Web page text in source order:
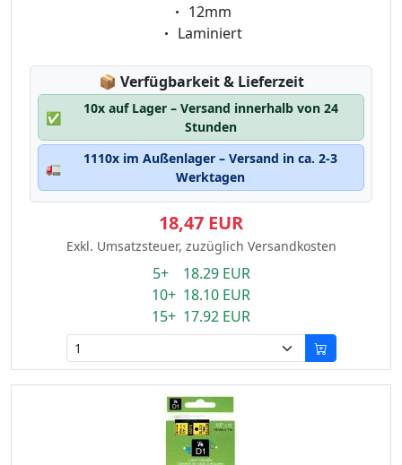
Eigenschaft:
12mm
Eigenschaft:
Laminiert
📦 Lagerstatus:
Verfügbarkeit & Lieferzeit
✅
10x auf Lager – Versand innerhalb von 24
Stunden
🚛
1110x im Außenlager – Versand in ca. 2-3
Werktagen
18,47 EUR
Exkl. Umsatzsteuer, zuzüglich Versandkosten
5+ 18.29 EUR
10+ 18.10 EUR
15+ 17.92 EUR